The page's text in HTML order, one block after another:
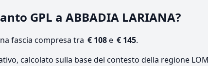
GPL a ABBADIA LARIANA?
fascia compresa tra € 108e € 145.
calcolato sulla base del contesto della regione